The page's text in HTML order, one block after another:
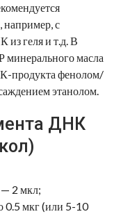
например, с
геля и т.д. В
минерального масла
продукта фенолом/
этанолом.
ДНК
2 мкл;
мкг (или 5-10